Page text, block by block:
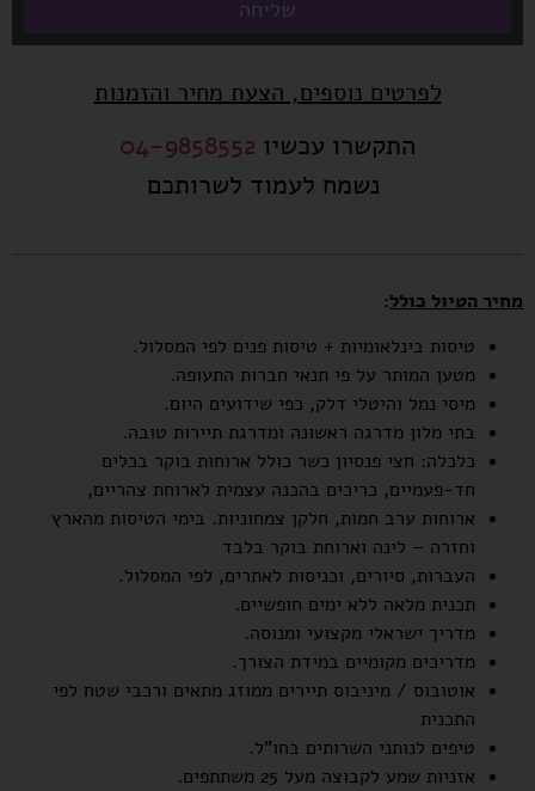
שליחה
לפרטים נוספים, הצעת מחיר והזמנות
התקשרו עכשיו 04-9858552
נשמח לעמוד לשרותכם
מחיר הטיול כולל:
טיסות בינלאומיות + טיסות פנים לפי המסלול.
מטען המותר על פי תנאי חברות התעופה.
מיסי נמל והיטלי דלק, כפי שידועים היום.
בתי מלון מדרגה ראשונה ומדרגת תיירות טובה.
כלכלה: חצי פנסיון כשר כולל ארוחות בוקר בכלים
חד-פעמיים, כריכים בהכנה עצמית לארוחת צהריים,
ארוחות ערב חמות, חלקן צמחוניות. בימי הטיסות מהארץ
וחזרה – לינה וארוחת בוקר בלבד
העברות, סיורים, וכניסות לאתרים, לפי המסלול.
תכנית מלאה ללא ימים חופשיים.
מדריך ישראלי מקצועי ומנוסה.
מדריכים מקומיים במידת הצורך.
אוטובוס / מיניבוס תיירים ממוזג מתאים ורכבי שטח לפי
התכנית
טיפים לנותני השרותים בחו"ל.
אזניות שמע לקבוצה מעל 25 משתתפים.